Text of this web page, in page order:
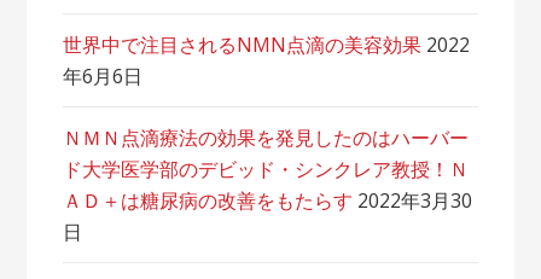
世界中で注目されるNMN点滴の美容効果 2022
年6月6日
ＮＭＮ点滴療法の効果を発見したのはハーバー
ド大学医学部のデビッド・シンクレア教授！Ｎ
ＡＤ＋は糖尿病の改善をもたらす 2022年3月30
日